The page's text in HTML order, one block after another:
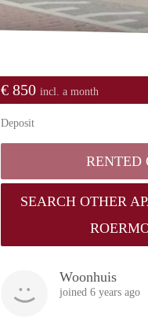
€ 850 incl. a month
Deposit
RENTED
SEARCH OTHER
Woonhuis
joined 6 years ago